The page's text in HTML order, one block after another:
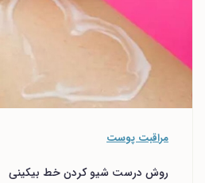
مراقبت پوست
روش درست شیو کردن خط بیکینی